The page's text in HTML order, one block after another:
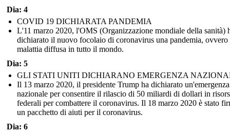
Dia: 4
COVID 19 DICHIARATA PANDEMIA
L'11 marzo 2020, l'OMS (Organizzazione mondiale della sanità)
dichiarato il nuovo focolaio di coronavirus una pandemia, ovvero
malattia diffusa in tutto il mondo.
Dia: 5
GLI STATI UNITI DICHIARANO EMERGENZA
Il 13 marzo 2020, il presidente Trump ha dichiarato un'emergenza
nazionale per consentire il rilascio di 50 miliardi di dollari in
federali per combattere il coronavirus. Il 18 marzo 2020 è stato
un pacchetto di aiuti per il coronavirus.
Dia: 6